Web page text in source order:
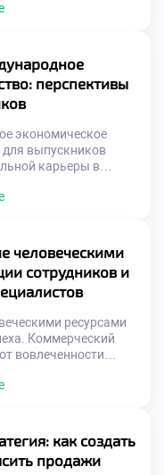
от убыточных.
навыком. Аналитик
на язык бизнеса.
[…]
перспективы
экономическое
для выпускников
карьеры в
рынков и объединяет
компетенций и
понимание мировых
осваивают
человеческими
сотрудников и
ресурсами
Коммерческий
вовлеченности
команда создается
клиентов.
знаний в
[…]
как создать
продажи